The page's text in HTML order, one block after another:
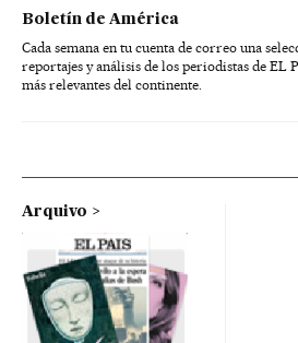
Boletín de América
Cada semana en tu cuenta de correo una
reportajes y análisis de los periodistas de EL
más relevantes del continente.
Arquivo